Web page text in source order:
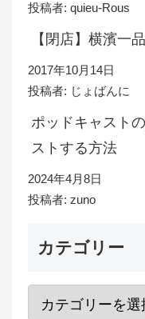
投稿者: quieu-Rous
【閉店】横濱一
2017年10月14日
投稿者: じょばんに
ポッドキャスト
ストする方法
2024年4月8日
投稿者: zuno
カテゴリー